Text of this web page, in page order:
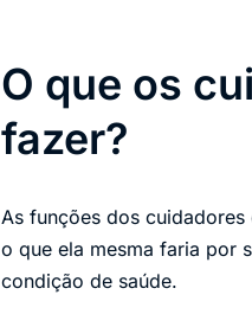
O que os
fazer?
As funções dos
o que ela mesma faria por
condição de saúde.